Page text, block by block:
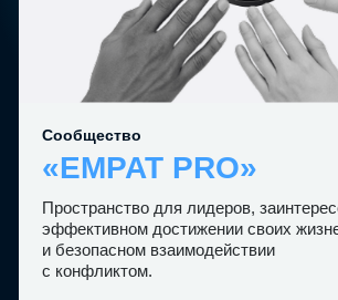
ЗАПОЛНИТЬ ЗАЯВКУ
Заполните форму заявки, и мы свяжемся
с вами в ближайшее время:
станет больше!